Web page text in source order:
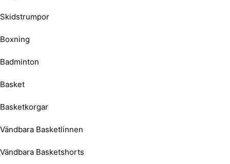
Skidstrumpor
Boxning
Badminton
Basket
Basketkorgar
Vändbara Basketlinnen
Vändbara Basketshorts